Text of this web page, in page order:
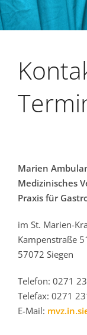
Marien
Medizinisches
Praxis für
im St. Marien-
Kampenstraße
57072 Siegen
Telefon: 0271
Telefax: 0271
E-Mail: